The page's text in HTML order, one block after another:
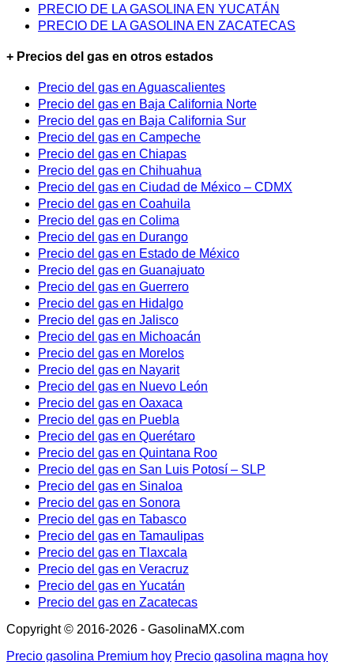
PRECIO DE LA GASOLINA EN YUCATÁN
PRECIO DE LA GASOLINA EN ZACATECAS
+ Precios del gas en otros estados
Precio del gas en Aguascalientes
Precio del gas en Baja California Norte
Precio del gas en Baja California Sur
Precio del gas en Campeche
Precio del gas en Chiapas
Precio del gas en Chihuahua
Precio del gas en Ciudad de México – CDMX
Precio del gas en Coahuila
Precio del gas en Colima
Precio del gas en Durango
Precio del gas en Estado de México
Precio del gas en Guanajuato
Precio del gas en Guerrero
Precio del gas en Hidalgo
Precio del gas en Jalisco
Precio del gas en Michoacán
Precio del gas en Morelos
Precio del gas en Nayarit
Precio del gas en Nuevo León
Precio del gas en Oaxaca
Precio del gas en Puebla
Precio del gas en Querétaro
Precio del gas en Quintana Roo
Precio del gas en San Luis Potosí – SLP
Precio del gas en Sinaloa
Precio del gas en Sonora
Precio del gas en Tabasco
Precio del gas en Tamaulipas
Precio del gas en Tlaxcala
Precio del gas en Veracruz
Precio del gas en Yucatán
Precio del gas en Zacatecas
Copyright © 2016-2026 - GasolinaMX.com
Precio gasolina Premium hoy Precio gasolina magna hoy